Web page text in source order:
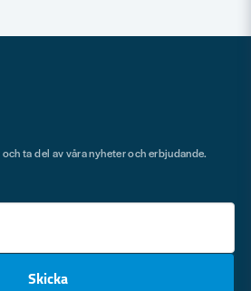
Skicka
ta del av våra nyheter och erbjudande.